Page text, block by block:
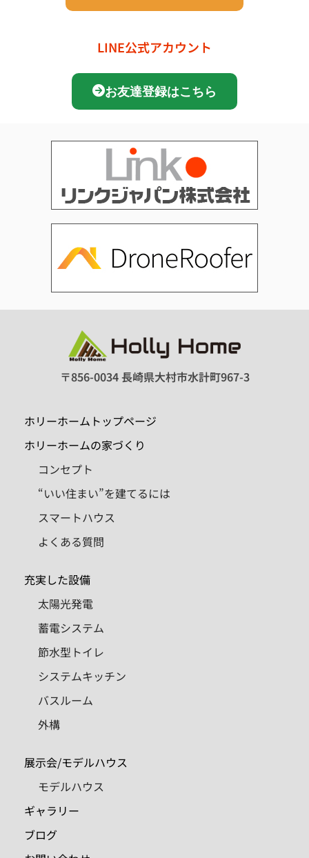
LINE公式アカウント
お友達登録はこちら
〒856-0034 長崎県大村市水計町967-3
ホリーホームトップページ
ホリーホームの家づくり
コンセプト
“いい住まい”を建てるには
スマートハウス
よくある質問
充実した設備
太陽光発電
蓄電システム
節水型トイレ
システムキッチン
バスルーム
外構
展示会/モデルハウス
モデルハウス
ギャラリー
ブログ